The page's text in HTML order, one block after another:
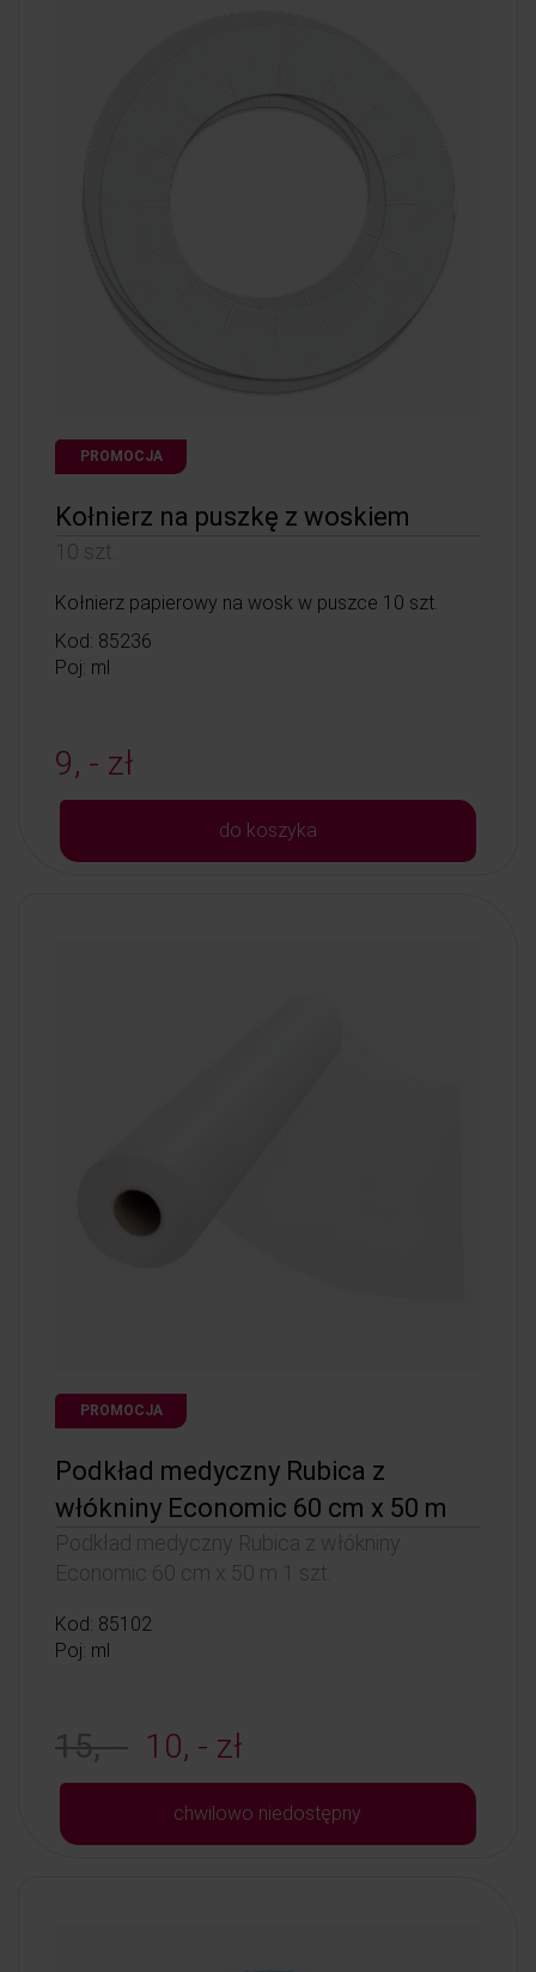
PROMOCJA
Kołnierz na puszkę z woskiem
10 szt.
Kołnierz papierowy na wosk w puszce 10 szt.
Kod: 85236
Poj: ml
9, - zł
do koszyka
PROMOCJA
Podkład medyczny Rubica z
włókniny Economic 60 cm x 50 m
Podkład medyczny Rubica z włókniny
Economic 60 cm x 50 m 1 szt.
Kod: 85102
Poj: ml
15, - 10, - zł
chwilowo niedostępny